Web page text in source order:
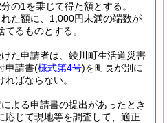
の1を乗じて得た額とする。
た額に、1,000円未満の端数が
るものとする。
た申請者は、綾川町生活道災害
申請書(様式第4号)を町長が別に
ばならない。
よる申請書の提出があったとき
応じて現地等を調査して、適正